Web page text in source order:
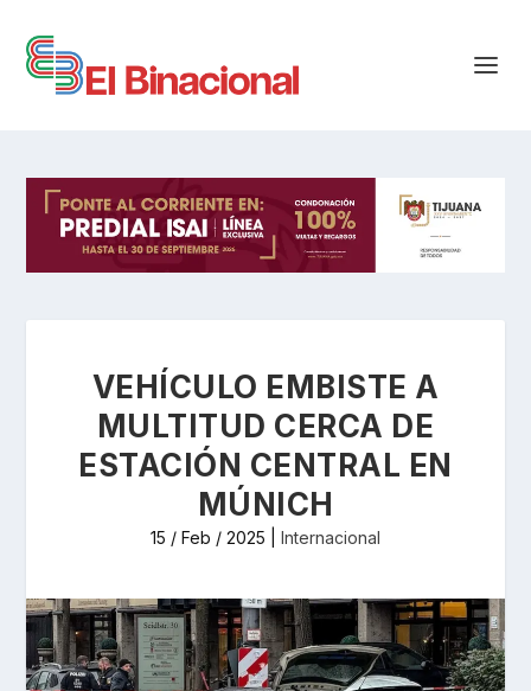
VEHÍCULO EMBISTE A
MULTITUD CERCA DE
ESTACIÓN CENTRAL EN
MÚNICH
15 / Feb / 2025 Internacional